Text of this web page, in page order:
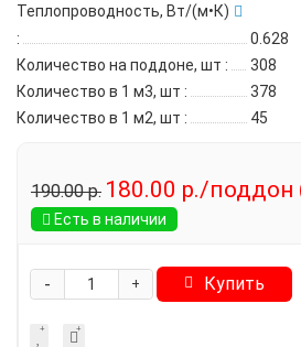
Теплопроводность, Вт/(м•К)
:
0.628
Количество на поддоне, шт :
308
Количество в 1 м3, шт :
378
Количество в 1 м2, шт : 45
190.00 р. 180.00 р./поддон
Есть в наличии
+
- Купить